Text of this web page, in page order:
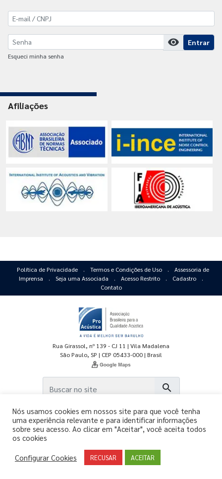
visibility Entrar
Esqueci minha senha
Afiliações
Política de Privacidade . Termos e Condições de Uso .
Assessoria de
Imprensa
. Seja uma Associada . Acesso Restrito . Cadastro
.
Contato
Rua Girassol, nº 139 - CJ 11 | Vila Madalena
São Paulo, SP | CEP 05433-000 | Brasil
search
Copyright © 2011-2026 - ProAcústica.
Todos os direitos reservados.
Nós usamos cookies em nossos site para que você tenha
uma experiência relevante e para identificar informações
sobre seu acesso. Ao clicar em "Aceitar", você aceita todos
os cookies
Configurar Cookies RECUSAR ACEITAR